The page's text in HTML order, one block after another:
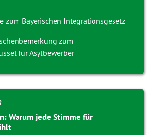
zum Bayerischen Integrationsgesetz
zum
für Asylbewerber
Warum jede Stimme für